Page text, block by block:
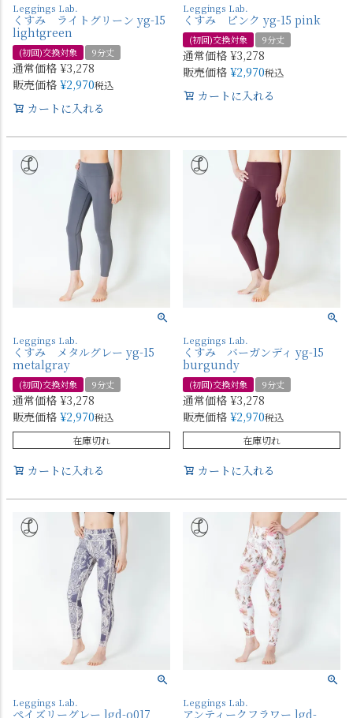
Leggings Lab.
くすみ ライトグリーン yg-15
lightgreen
(初回)交換対象 9分丈
通常価格 ¥3,278
販売価格 ¥2,970税込
カートに入れる
Leggings Lab.
くすみ ピンク yg-15 pink
(初回)交換対象 9分丈
通常価格 ¥3,278
販売価格 ¥2,970税込
カートに入れる
Leggings Lab.
くすみ メタルグレー yg-15
metalgray
(初回)交換対象 9分丈
通常価格 ¥3,278
販売価格 ¥2,970税込
在庫切れ
カートに入れる
Leggings Lab.
くすみ バーガンディ yg-15
burgundy
(初回)交換対象 9分丈
通常価格 ¥3,278
販売価格 ¥2,970税込
在庫切れ
カートに入れる
Leggings Lab.
ペイズリーグレー lgd-o017
Leggings Lab.
アンティークフラワー lgd-